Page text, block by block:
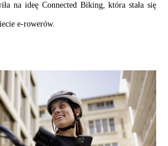
na ideę Connected Biking, która stała się
e-rowerów.